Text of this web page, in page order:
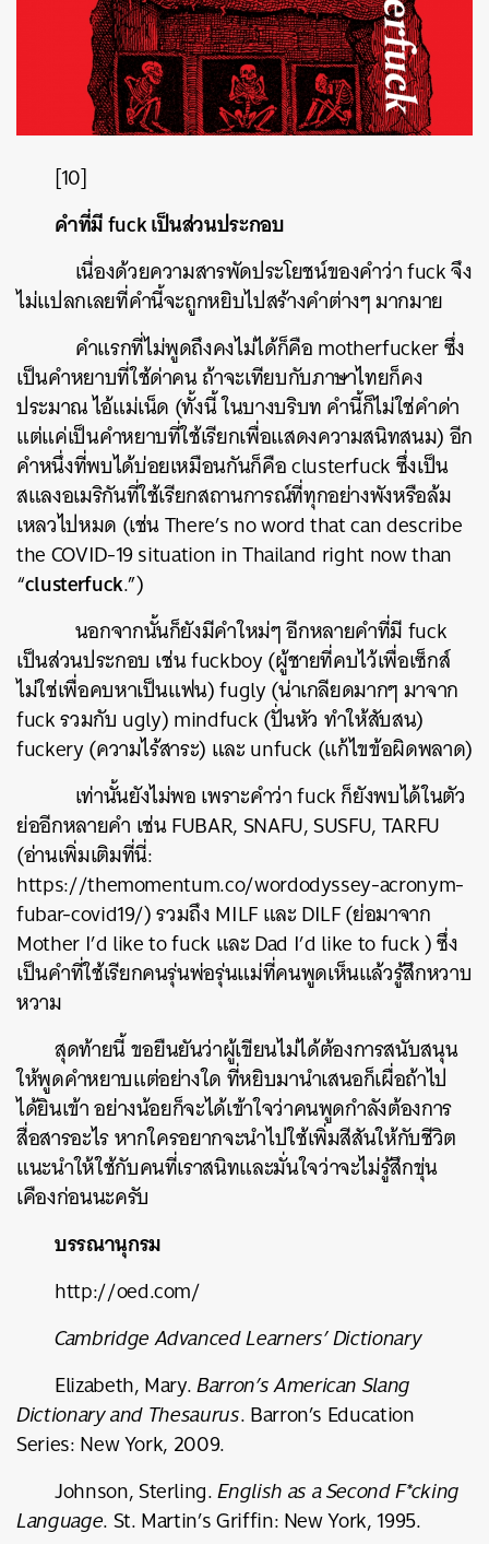
[10]
คำที่มี fuck เป็นส่วนประกอบ
เนื่องด้วยความสารพัดประโยชน์ของคำว่า fuck จึง
ไม่แปลกเลยที่คำนี้จะถูกหยิบไปสร้างคำต่างๆ มากมาย
คำแรกที่ไม่พูดถึงคงไม่ได้ก็คือ motherfucker ซึ่ง
เป็นคำหยาบที่ใช้ด่าคน ถ้าจะเทียบกับภาษาไทยก็คง
ประมาณ ไอ้แม่เน็ด (ทั้งนี้ ในบางบริบท คำนี้ก็ไม่ใช่คำด่า
แต่แค่เป็นคำหยาบที่ใช้เรียกเพื่อแสดงความสนิทสนม) อีก
คำหนึ่งที่พบได้บ่อยเหมือนกันก็คือ clusterfuck ซึ่งเป็น
สแลงอเมริกันที่ใช้เรียกสถานการณ์ที่ทุกอย่างพังหรือล้ม
เหลวไปหมด (เช่น There’s no word that can describe
the COVID-19 situation in Thailand right now than
“clusterfuck.”)
นอกจากนั้นก็ยังมีคำใหม่ๆ อีกหลายคำที่มี fuck
เป็นส่วนประกอบ เช่น fuckboy (ผู้ชายที่คบไว้เพื่อเซ็กส์
ไม่ใช่เพื่อคบหาเป็นแฟน) fugly (น่าเกลียดมากๆ มาจาก
fuck รวมกับ ugly) mindfuck (ปั่นหัว ทำให้สับสน)
fuckery (ความไร้สาระ) และ unfuck (แก้ไขข้อผิดพลาด)
เท่านั้นยังไม่พอ เพราะคำว่า fuck ก็ยังพบได้ในตัว
ย่ออีกหลายคำ เช่น FUBAR, SNAFU, SUSFU, TARFU
(อ่านเพิ่มเติมที่นี่:
https://themomentum.co/wordodyssey-acronym-
fubar-covid19/) รวมถึง MILF และ DILF (ย่อมาจาก
Mother I’d like to fuck และ Dad I’d like to fuck ) ซึ่ง
เป็นคำที่ใช้เรียกคนรุ่นพ่อรุ่นแม่ที่คนพูดเห็นแล้วรู้สึกหวาบ
หวาม
สุดท้ายนี้ ขอยืนยันว่าผู้เขียนไม่ได้ต้องการสนับสนุน
ให้พูดคำหยาบแต่อย่างใด ที่หยิบมานำเสนอก็เผื่อถ้าไป
ได้ยินเข้า อย่างน้อยก็จะได้เข้าใจว่าคนพูดกำลังต้องการ
สื่อสารอะไร หากใครอยากจะนำไปใช้เพิ่มสีสันให้กับชีวิต
แนะนำให้ใช้กับคนที่เราสนิทและมั่นใจว่าจะไม่รู้สึกขุ่น
เคืองก่อนนะครับ
บรรณานุกรม
http://oed.com/
Cambridge Advanced Learners’ Dictionary
Elizabeth, Mary.Barron’s American Slang
Dictionary and Thesaurus. Barron’s Education
Series: New York, 2009.
Johnson, Sterling.English as a Second F*cking
Language. St. Martin’s Griffin: New York, 1995.